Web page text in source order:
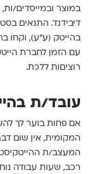
במוצר ובמייסדים/
דיבידנד. התנאים
בהייטק (ע״ע), וקחו
עם הזמן לחברת
רוציםות ללכת.
עובד/ת
אם פחות בוער לך
המקומית, אין שום
המעצב/ת
רכב, שעות עבודה